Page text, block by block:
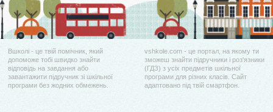
Вшколі - це твій помічник, який
допоможе тобі швидко знайти
відповідь на завдання або
завантажити підручник зі шкільної
програми без жодних обмежень.
vshkole.com - це портал, на якому ти
зможеш знайти підручники і роз'язники
(ГДЗ) з усіх предметів шкільної
програми для різних класів. Сайт
адаптовано під твій смартфон.